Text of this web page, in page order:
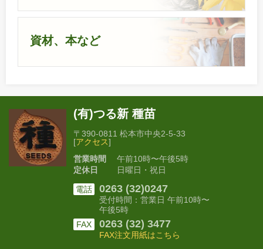
資材、本など
(有)つる新 種苗
〒390-0811 松本市中央2-5-33
[アクセス]
営業時間
午前10時〜午後5時
定休日
日曜日・祝日
電話 0263 (32)0247
受付時間：営業日 午前10時〜
午後5時
FAX
0263 (32) 3477
FAX注文用紙はこちら